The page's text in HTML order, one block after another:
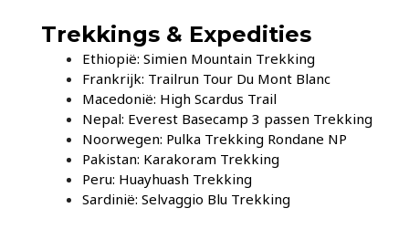
Trekkings & Expedities
Ethiopië: Simien Mountain Trekking
Frankrijk: Trailrun Tour Du Mont Blanc
Macedonië: High Scardus Trail
Nepal: Everest Basecamp 3 passen Trekking
Noorwegen: Pulka Trekking Rondane NP
Pakistan: Karakoram Trekking
Peru: Huayhuash Trekking
Sardinië: Selvaggio Blu Trekking